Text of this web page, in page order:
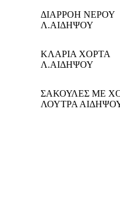
ΔΙΑΡΡΟΗ ΝΕΡΟΥ
Λ.ΑΙΔΗΨΟΥ
ΚΛΑΡΙΑ ΧΟΡΤΑ
Λ.ΑΙΔΗΨΟΥ
ΣΑΚΟΥΛΕΣ ΜΕ
ΛΟΥΤΡΑ